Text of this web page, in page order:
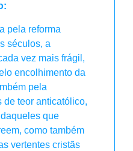
pela reforma
séculos, a
vez mais frágil,
encolhimento da
pela
de teor anticatólico,
que
como também
vertentes cristãs